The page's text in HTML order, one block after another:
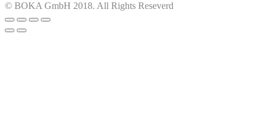
© BOKA GmbH 2018. All Rights Reseverd